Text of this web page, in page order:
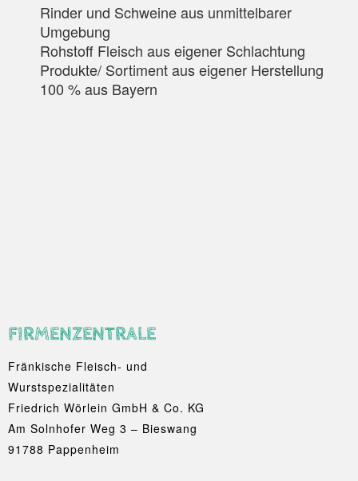
Rinder und Schweine aus unmittelbarer
Umgebung
Rohstoff Fleisch aus eigener Schlachtung
Produkte/ Sortiment aus eigener Herstellung
100 % aus Bayern
FIRMENZENTRALE
Fränkische Fleisch- und
Wurstspezialitäten
Friedrich Wörlein GmbH & Co. KG
Am Solnhofer Weg 3 – Bieswang
91788 Pappenheim